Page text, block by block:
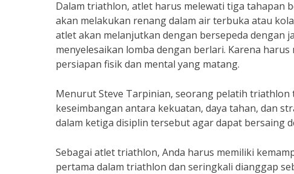
Dalam triathlon, atlet harus melewati tiga tahapan
akan melakukan renang dalam air terbuka atau
atlet akan melanjutkan dengan bersepeda dengan
menyelesaikan lomba dengan berlari. Karena
persiapan fisik dan mental yang matang.
Menurut Steve Tarpinian, seorang pelatih
keseimbangan antara kekuatan, daya tahan, dan
dalam ketiga disiplin tersebut agar dapat bersaing
Sebagai atlet triathlon, Anda harus memiliki
pertama dalam triathlon dan seringkali dianggap